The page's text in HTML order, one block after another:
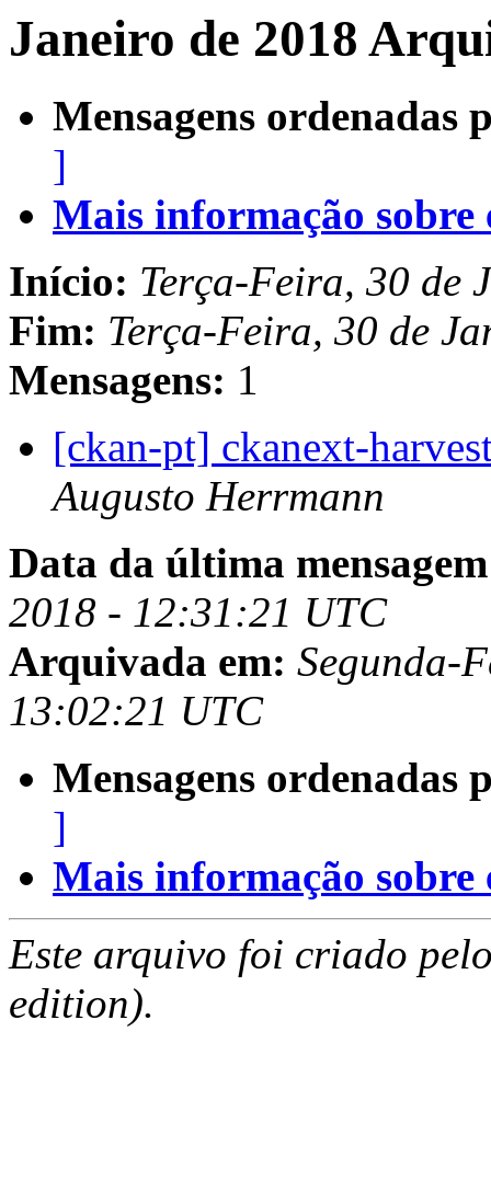
Janeiro de 2018
Mensagens ordenadas
]
Mais informação sobre
Início: Terça-Feira, 30 de
Fim: Terça-Feira, 30 de
Mensagens: 1
[ckan-pt] ckanext-
Augusto Herrmann
Data da última
2018 - 12:31:21 UTC
Arquivada em: Segunda-
13:02:21 UTC
Mensagens ordenadas
]
Mais informação sobre
Este arquivo foi criado
edition).